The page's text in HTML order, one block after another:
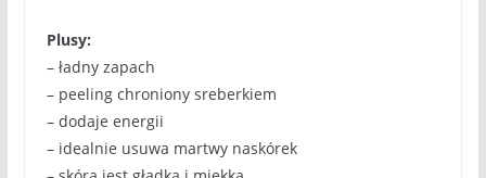
Plusy:
– ładny zapach
– peeling chroniony sreberkiem
– dodaje energii
– idealnie usuwa martwy naskórek